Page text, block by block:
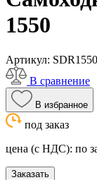
1550
Артикул: SDR1550
В сравнение
В избранное
под заказ
цена (с НДС): по
Заказать